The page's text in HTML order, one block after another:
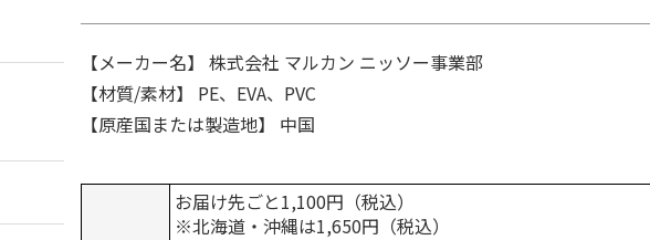
【メーカー名】 株式会社 マルカン ニッソー事業部
【材質/素材】 PE、EVA、PVC
【原産国または製造地】 中国
お届け先ごと1,100円（税込）
※北海道・沖縄は1,650円（税込）